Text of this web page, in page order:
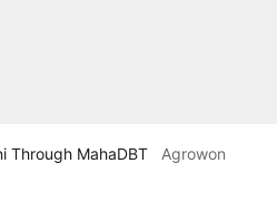
Through MahaDBT Agrowon